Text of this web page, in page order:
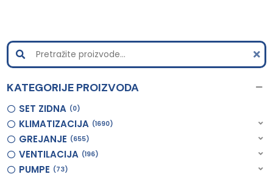
KATEGORIJE PROIZVODA
SET ZIDNA 0
KLIMATIZACIJA 1690
GREJANJE 655
VENTILACIJA 196
PUMPE 73